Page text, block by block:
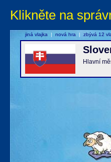
Klikněte na
Hlavní
jiná vlajka | nová hra | zbývá 12